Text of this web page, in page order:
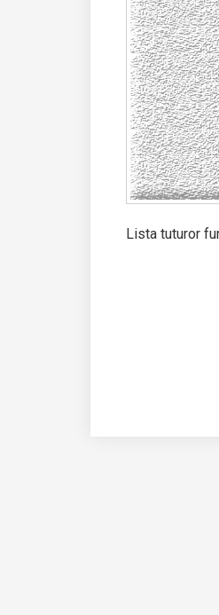
Lista tuturor